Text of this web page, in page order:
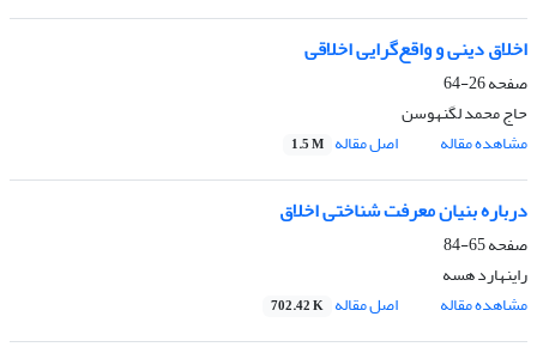
اخلاق دینی و واقع‌گرایی اخلاقی
صفحه26-64
حاج محمد لگنهوسن
مشاهده مقاله
اصل مقاله 1.5 M
درباره بنیان معرفت شناختی اخلاق
صفحه65-84
راینهارد هسه
مشاهده مقاله
اصل مقاله 702.42 K